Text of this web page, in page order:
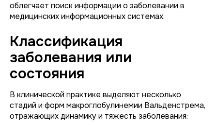
облегчает поиск информации о заболевании в
медицинских информационных системах.
Классификация
заболевания или
состояния
В клинической практике выделяют несколько
стадий и форм макроглобулинемии Вальденстрема,
отражающих динамику и тяжесть заболевания: